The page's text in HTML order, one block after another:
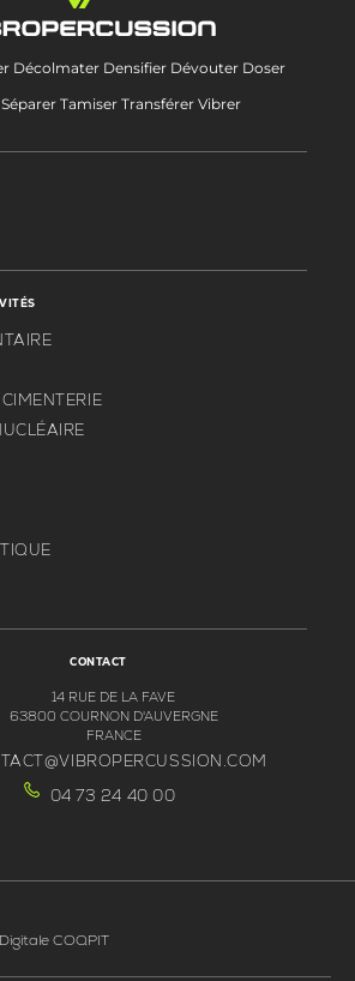
Décolmater Densifier Dévouter Doser
Tamiser Transférer Vibrer
CONTACT
14 RUE DE LA FAVE
63800 COURNON D'AUVERGNE
FRANCE
04 73 24 40 00
COQPIT